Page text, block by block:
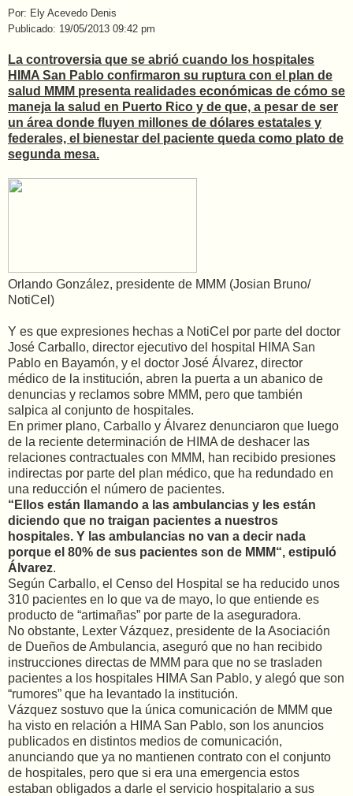
Por: Ely Acevedo Denis
Publicado: 19/05/2013 09:42 pm
La controversia que se abrió cuando los hospitales
HIMA San Pablo confirmaron su ruptura con el plan de
salud MMM presenta realidades económicas de cómo se
maneja la salud en Puerto Rico y de que, a pesar de ser
un área donde fluyen millones de dólares estatales y
federales, el bienestar del paciente queda como plato de
segunda mesa.
Orlando González, presidente de MMM (Josian Bruno/
NotiCel)
Y es que expresiones hechas a NotiCel por parte del doctor
José Carballo, director ejecutivo del hospital HIMA San
Pablo en Bayamón, y el doctor José Álvarez, director
médico de la institución, abren la puerta a un abanico de
denuncias y reclamos sobre MMM, pero que también
salpica al conjunto de hospitales.
En primer plano, Carballo y Álvarez denunciaron que luego
de la reciente determinación de HIMA de deshacer las
relaciones contractuales con MMM, han recibido presiones
indirectas por parte del plan médico, que ha redundado en
una reducción el número de pacientes.
“Ellos están llamando a las ambulancias y les están
diciendo que no traigan pacientes a nuestros
hospitales. Y las ambulancias no van a decir nada
porque el 80% de sus pacientes son de MMM“, estipuló
Álvarez.
Según Carballo, el Censo del Hospital se ha reducido unos
310 pacientes en lo que va de mayo, lo que entiende es
producto de “artimañas” por parte de la aseguradora.
No obstante, Lexter Vázquez, presidente de la Asociación
de Dueños de Ambulancia, aseguró que no han recibido
instrucciones directas de MMM para que no se trasladen
pacientes a los hospitales HIMA San Pablo, y alegó que son
“rumores” que ha levantado la institución.
Vázquez sostuvo que la única comunicación de MMM que
ha visto en relación a HIMA San Pablo, son los anuncios
publicados en distintos medios de comunicación,
anunciando que ya no mantienen contrato con el conjunto
de hospitales, pero que si era una emergencia estos
estaban obligados a darle el servicio hospitalario a sus